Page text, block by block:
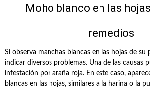
Moho blanco en las
remedios
Si observa manchas blancas en las hojas de su
indicar diversos problemas. Una de las causas
infestación por araña roja. En este caso,
blancas en las hojas, similares a la harina o la